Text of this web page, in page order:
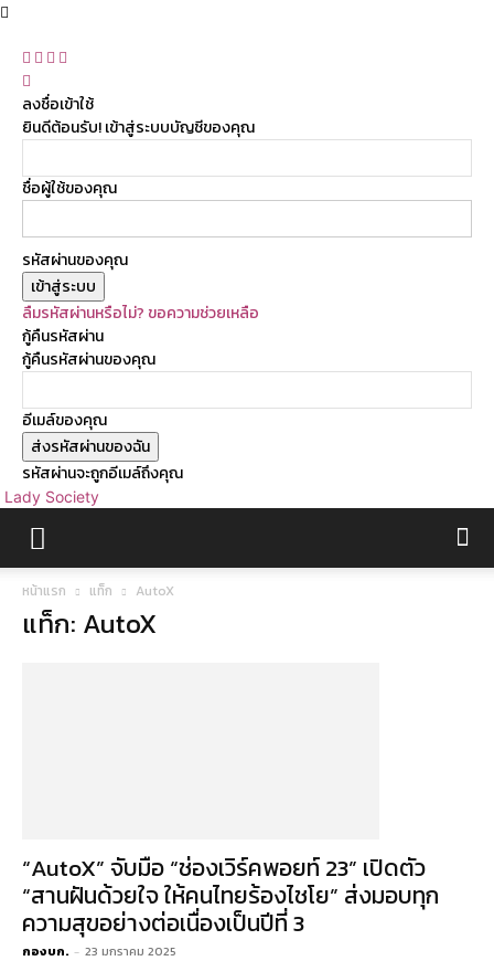
ลงชื่อเข้าใช้
ยินดีต้อนรับ! เข้าสู่ระบบบัญชีของคุณ
ชื่อผู้ใช้ของคุณ
รหัสผ่านของคุณ
ลืมรหัสผ่านหรือไม่? ขอความช่วยเหลือ
กู้คืนรหัสผ่าน
กู้คืนรหัสผ่านของคุณ
อีเมล์ของคุณ
รหัสผ่านจะถูกอีเมล์ถึงคุณ
Lady Society
หน้าแรก แท็ก AutoX
แท็ก: AutoX
“AutoX” จับมือ “ช่องเวิร์คพอยท์ 23” เปิดตัว
“สานฝันด้วยใจ ให้คนไทยร้องไชโย” ส่งมอบทุก
ความสุขอย่างต่อเนื่องเป็นปีที่ 3
กองบก. - 23 มกราคม 2025